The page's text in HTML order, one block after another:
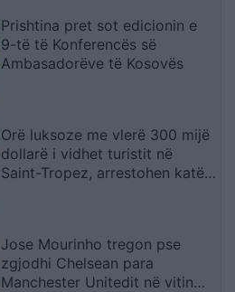
Prishtina pret sot edicionin e
9-të të Konferencës së
Ambasadorëve të Kosovës
Orë luksoze me vlerë 300 mijë
dollarë i vidhet turistit në
Saint-Tropez, arrestohen katër
Jose Mourinho tregon pse
zgjodhi Chelsean para
Manchester Unitedit në vitin